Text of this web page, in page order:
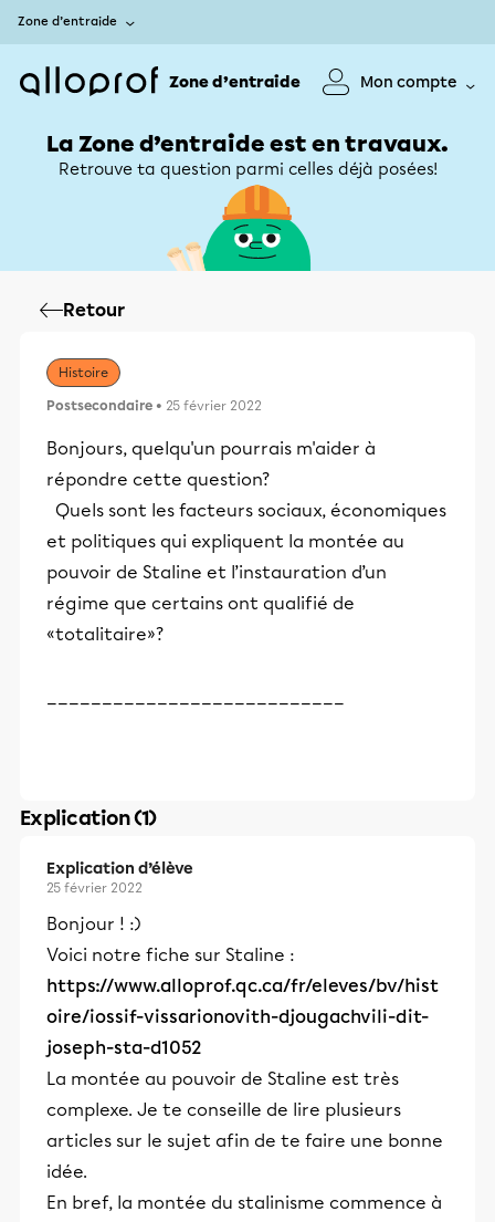
Zone d’entraide
Zone d’entraide Mon compte
La Zone d’entraide est en travaux.
Retrouve ta question parmi celles déjà posées!
Retour
Histoire
Postsecondaire • 25 février 2022
Bonjours, quelqu'un pourrais m'aider à
répondre cette question?
Quels sont les facteurs sociaux, économiques
et politiques qui expliquent la montée au
pouvoir de Staline et l’instauration d’un
régime que certains ont qualifié de
«totalitaire»?
Explication (1)
Explication d’élève
25 février 2022
Bonjour ! :)
Voici notre fiche sur Staline :
https://www.alloprof.qc.ca/fr/eleves/bv/hist
oire/iossif-vissarionovith-djougachvili-dit-
joseph-sta-d1052
La montée au pouvoir de Staline est très
complexe. Je te conseille de lire plusieurs
articles sur le sujet afin de te faire une bonne
idée.
En bref, la montée du stalinisme commence à